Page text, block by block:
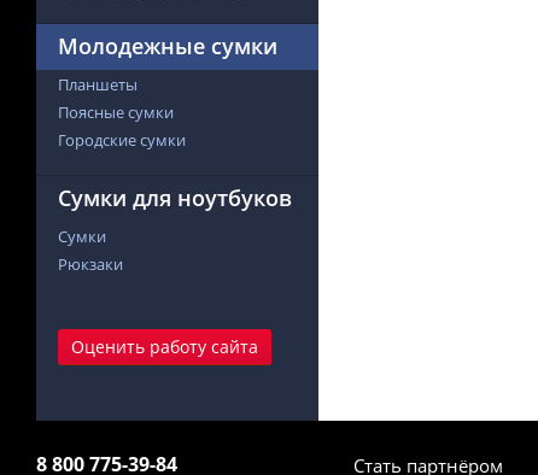
Молодежные сумки
Планшеты
Поясные сумки
Городские сумки
Сумки для ноутбуков
Сумки
Рюкзаки
Оценить работу сайта
8 800 775-39-84 Стать партнёром